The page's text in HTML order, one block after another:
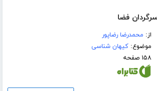
فضا
از: محمدرضا رضاپور
موضوع:کیهان شناسی
۱۵۸ صفحه